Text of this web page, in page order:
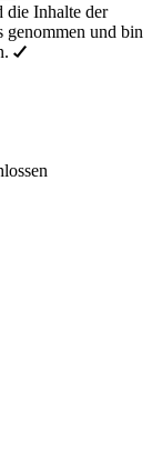
die Inhalte der
genommen und bin